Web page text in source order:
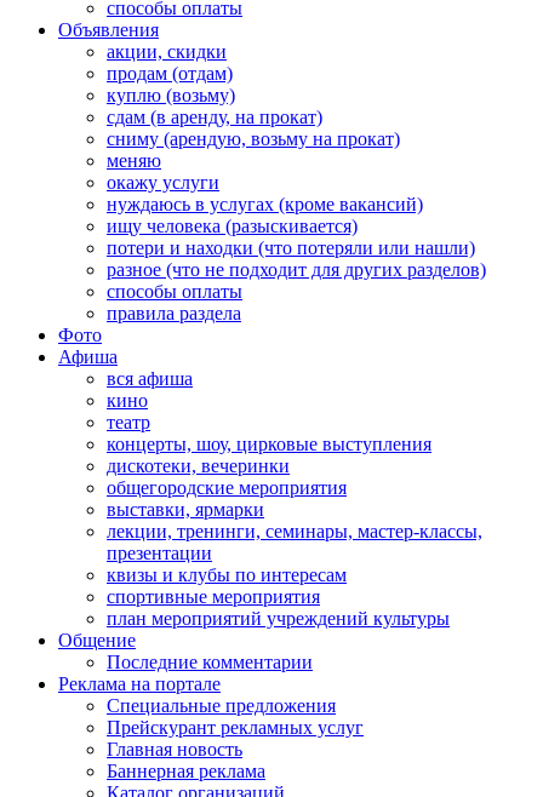
способы оплаты
Объявления
акции, скидки
продам (отдам)
куплю (возьму)
сдам (в аренду, на прокат)
сниму (арендую, возьму на прокат)
меняю
окажу услуги
нуждаюсь в услугах (кроме вакансий)
ищу человека (разыскивается)
потери и находки (что потеряли или нашли)
разное (что не подходит для других разделов)
способы оплаты
правила раздела
Фото
Афиша
вся афиша
кино
театр
концерты, шоу, цирковые выступления
дискотеки, вечеринки
общегородские мероприятия
выставки, ярмарки
лекции, тренинги, семинары, мастер-классы,
презентации
квизы и клубы по интересам
спортивные мероприятия
план мероприятий учреждений культуры
Общение
Последние комментарии
Реклама на портале
Специальные предложения
Прейскурант рекламных услуг
Главная новость
Баннерная реклама
Каталог организаций